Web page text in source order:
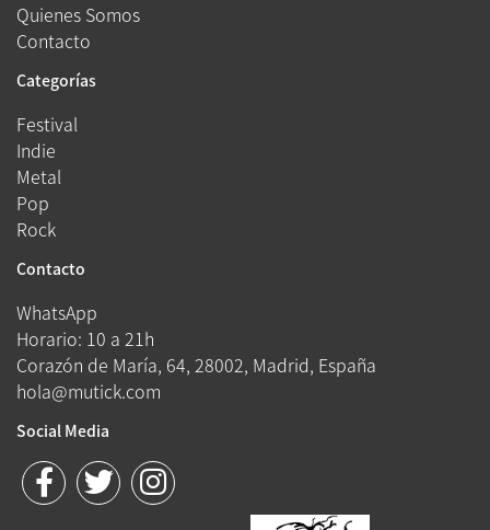
Quienes Somos
Contacto
Categorías
Festival
Indie
Metal
Pop
Rock
Contacto
WhatsApp
Horario: 10 a 21h
Corazón de María, 64, 28002, Madrid, España
hola@mutick.com
Social Media